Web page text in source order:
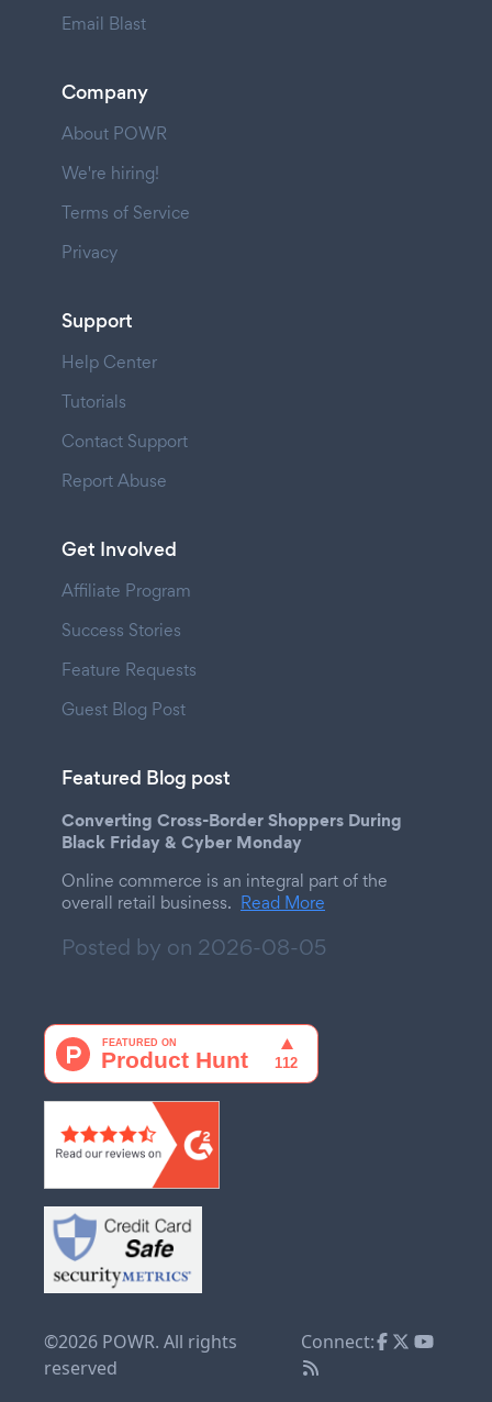
Email Blast
Company
About POWR
We're hiring!
Terms of Service
Privacy
Support
Help Center
Tutorials
Contact Support
Report Abuse
Get Involved
Affiliate Program
Success Stories
Feature Requests
Guest Blog Post
Featured Blog post
Converting Cross-Border Shoppers During
Black Friday & Cyber Monday
Online commerce is an integral part of the
overall retail business. Read More
Posted by on 2026-08-05
©2026 POWR. All rights
reserved
Connect: